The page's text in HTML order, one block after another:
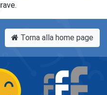
Torna alla home page